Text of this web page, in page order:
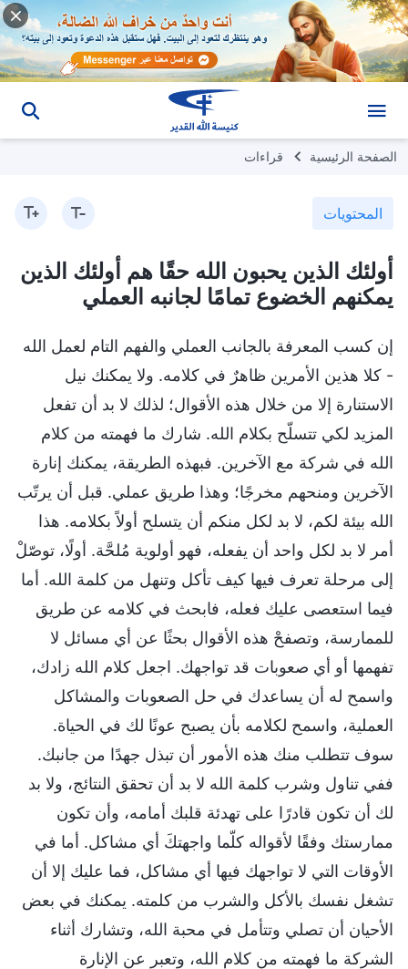
الصفحة الرئيسية قراءات
المحتويات
أولئك الذين يحبون الله حقًا هم أولئك الذين
يمكنهم الخضوع تمامًا لجانبه العملي
إن كسب المعرفة بالجانب العملي والفهم التام لعمل الله
- كلا هذين الأمرين ظاهرٌ في كلامه. ولا يمكنك نيل
الاستنارة إلا من خلال هذه الأقوال؛ لذلك لا بد أن تفعل
المزيد لكي تتسلّح بكلام الله. شارك ما فهمته من كلام
الله في شركة مع الآخرين. فبهذه الطريقة، يمكنك إنارة
الآخرين ومنحهم مخرجًا؛ وهذا طريق عملي. قبل أن يرتّب
الله بيئة لكم، لا بد لكل منكم أن يتسلح أولاً بكلامه. هذا
أمر لا بد لكل واحد أن يفعله، فهو أولوية مُلحَّة. أولًا، توصّلْ
إلى مرحلة تعرف فيها كيف تأكل وتنهل من كلمة الله. أما
فيما استعصى عليك فعله، فابحث في كلامه عن طريق
للممارسة، وتصفحْ هذه الأقوال بحثًا عن أي مسائل لا
تفهمها أو أي صعوبات قد تواجهك. اجعل كلام الله زادك،
واسمح له أن يساعدك في حل الصعوبات والمشاكل
العملية، واسمح لكلامه بأن يصبح عونًا لك في الحياة.
سوف تتطلب منك هذه الأمور أن تبذل جهدًا من جانبك.
ففي تناول وشرب كلمة الله لا بد أن تحقق النتائج، ولا بد
لك أن تكون قادرًا على تهدئة قلبك أمامه، وأن تكون
ممارستك وفقًا لأقواله كلّما واجهتكَ أي مشاكل. أما في
الأوقات التي لا تواجهك فيها أي مشاكل، فما عليك إلا أن
تشغل نفسك بالأكل والشرب من كلمته. يمكنك في بعض
الأحيان أن تصلي وتتأمل في محبة الله، وتشارك أثناء
الشركة ما فهمته من كلام الله، وتعبر عن الإنارة